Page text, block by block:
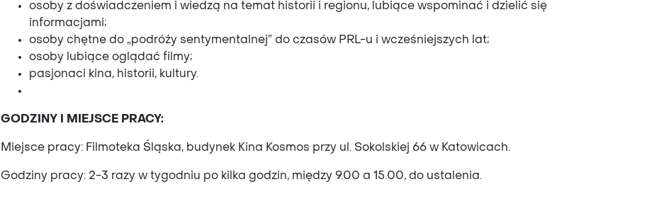
osoby z doświadczeniem i wiedzą na temat historii i regionu, lubiące wspominać i dzielić się
informacjami;
osoby chętne do „podróży sentymentalnej” do czasów PRL-u i wcześniejszych lat;
osoby lubiące oglądać filmy;
pasjonaci kina, historii, kultury.
GODZINY I MIEJSCE PRACY:
Miejsce pracy: Filmoteka Śląska, budynek Kina Kosmos przy ul. Sokolskiej 66 w Katowicach.
Godziny pracy: 2-3 razy w tygodniu po kilka godzin, między 9.00 a 15.00, do ustalenia.